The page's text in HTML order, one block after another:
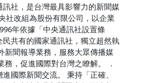
社，是台灣最具影響力的新聞媒
社改組為股份有限公司，以企業
年依據「中央通訊社設置條
共有的國家通訊社，獨立超然執
新聞報導業務，服務大眾傳播媒
，促進國際對台灣之瞭解。 ．
國際新聞交流。 秉持「正確、